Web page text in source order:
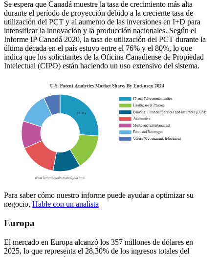
Se espera que Canadá muestre la tasa de crecimiento más alta
durante el período de proyección debido a la creciente tasa de
utilización del PCT y al aumento de las inversiones en I+D para
intensificar la innovación y la producción nacionales. Según el
Informe IP Canadá 2020, la tasa de utilización del PCT durante la
última década en el país estuvo entre el 76% y el 80%, lo que
indica que los solicitantes de la Oficina Canadiense de Propiedad
Intelectual (CIPO) están haciendo un uso extensivo del sistema.
Para saber cómo nuestro informe puede ayudar a optimizar su
negocio, Hable con un analista
Europa
El mercado en Europa alcanzó los 357 millones de dólares en
2025, lo que representa el 28,30% de los ingresos totales del